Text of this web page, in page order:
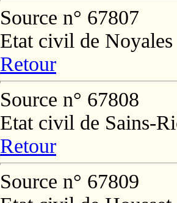
Source n° 67807
Etat civil de Noyales
Retour
Source n° 67808
Etat civil de Sains-
Retour
Source n° 67809